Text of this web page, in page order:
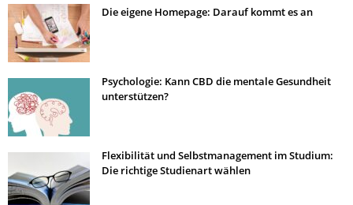
Die eigene Homepage: Darauf kommt es an
Psychologie: Kann CBD die mentale Gesundheit
unterstützen?
Flexibilität und Selbstmanagement im Studium:
Die richtige Studienart wählen